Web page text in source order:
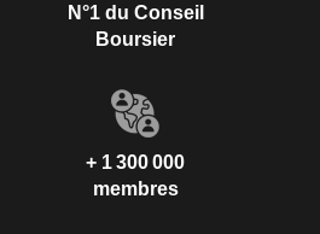
N°1 du Conseil
Boursier
+ 1 300 000
membres